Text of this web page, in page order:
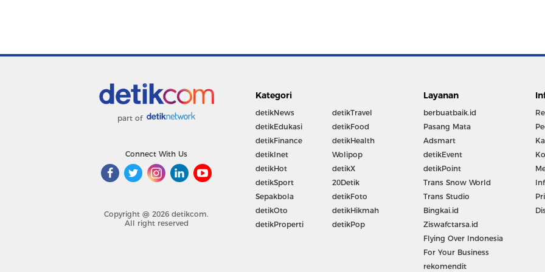
part of
Connect With Us
Copyright @ 2026 detikcom.
All right reserved
Kategori
detikNews
detikEdukasi
detikFinance
detikInet
detikHot
detikSport
Sepakbola
detikOto
detikProperti
detikTravel
detikFood
detikHealth
Wolipop
detikX
20Detik
detikFoto
detikHikmah
detikPop
Layanan
berbuatbaik.id
Pasang Mata
Adsmart
detikEvent
detikPoint
Trans Snow World
Trans Studio
Bingkai.id
Ziswafctarsa.id
Flying Over Indonesia
For Your Business
rekomendit